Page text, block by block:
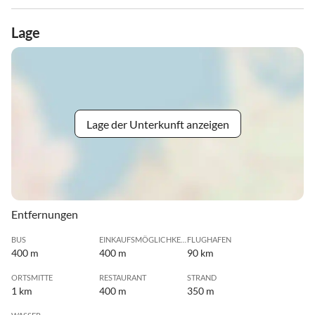
Lage
Lage der Unterkunft anzeigen
Entfernungen
BUS
400 m
EINKAUFSMÖGLICHKEIT
400 m
FLUGHAFEN
90 km
ORTSMITTE
1 km
RESTAURANT
400 m
STRAND
350 m